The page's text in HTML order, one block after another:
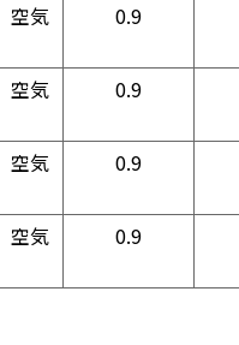
空気 0.9
空気 0.9
空気 0.9
空気 0.9